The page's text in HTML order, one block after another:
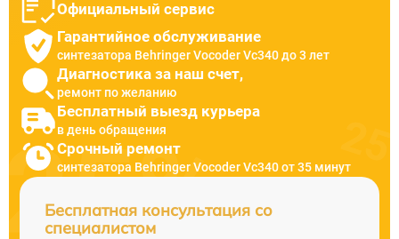
Официальный сервис
Гарантийное обслуживание
синтезатора Behringer Vocoder Vc340 до 3 лет
Диагностика за наш счет,
ремонт по желанию
Бесплатный выезд курьера
в день обращения
Срочный ремонт
синтезатора Behringer Vocoder Vc340 от 35 минут
Бесплатная консультация со
специалистом